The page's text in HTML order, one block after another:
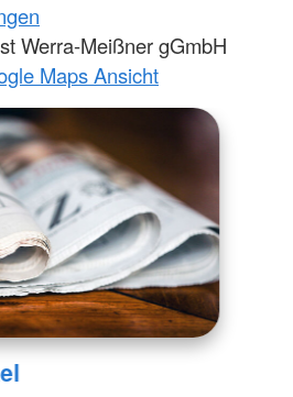
Werra-Meißner gGmbH
Maps Ansicht